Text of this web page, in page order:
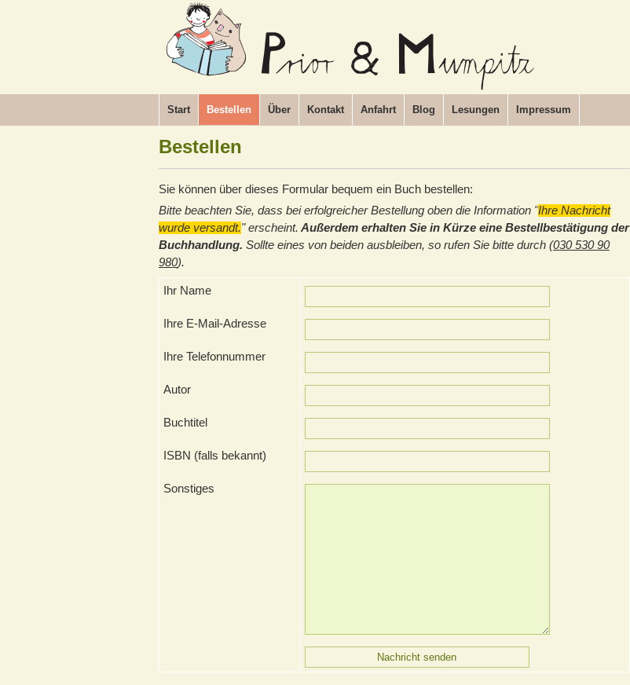
Start Bestellen Über Kontakt Anfahrt Blog Lesungen Impressum
Bestellen
Sie können über dieses Formular bequem ein Buch bestellen:
Bitte beachten Sie, dass bei erfolgreicher Bestellung oben die Information "Ihre Nachricht
wurde versandt." erscheint. Außerdem erhalten Sie in Kürze eine Bestellbestätigung der
Buchhandlung. Sollte eines von beiden ausbleiben, so rufen Sie bitte durch (030 530 90
980).
Ihr Name
Ihre E-Mail-Adresse
Ihre Telefonnummer
Autor
Buchtitel
ISBN (falls bekannt)
Sonstiges